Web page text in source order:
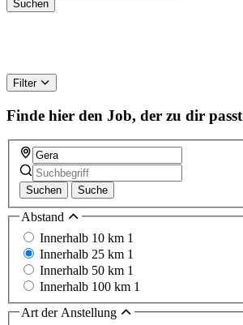
Filter
Finde hier den Job, der zu dir passt
Suchen Suche
Abstand
Innerhalb 10 km 1
Innerhalb 25 km 1
Innerhalb 50 km 1
Innerhalb 100 km 1
Art der Anstellung